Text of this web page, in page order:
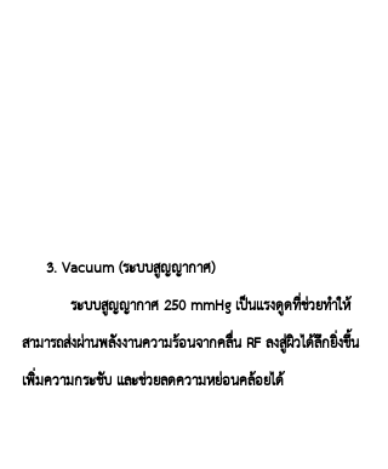
     3. Vacuum (ระบบสูญญากาศ)
          ระบบสูญญากาศ
250 mmHg เป็นแรงดูดที่ช่วยทำให้
สามารถส่งผ่านพลังงานความร้อนจากคลื่น RF ลงสู่ผิวได้ลึกยิ่งขึ้น
เพิ่มความกระชับ และช่วยลดความหย่อนคล้อยได้